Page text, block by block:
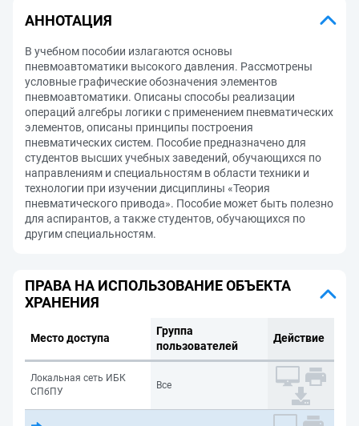
АННОТАЦИЯ
В учебном пособии излагаются основы
пневмоавтоматики высокого давления. Рассмотрены
условные графические обозначения элементов
пневмоавтоматики. Описаны способы реализации
операций алгебры логики с применением пневматических
элементов, описаны принципы построения
пневматических систем. Пособие предназначено для
студентов высших учебных заведений, обучающихся по
направлениям и специальностям в области техники и
технологии при изучении дисциплины «Теория
пневматического привода». Пособие может быть полезно
для аспирантов, а также студентов, обучающихся по
другим специальностям.
ПРАВА НА ИСПОЛЬЗОВАНИЕ ОБЪЕКТА
ХРАНЕНИЯ
Место доступа
Группа
пользователей
Действие
Локальная сеть ИБК
СПбПУ
Все